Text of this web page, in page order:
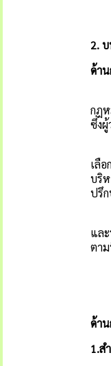
2.
ด้าน
กฎ
ซึ่ง
เลื
บริ
ปรึ
ทั้
แล
ตา
ด้า
1.ส